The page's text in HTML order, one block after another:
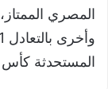
المصري
المستحدثة كأس